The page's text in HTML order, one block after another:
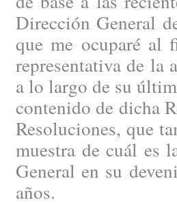
Dirección General
que me ocuparé al
representativa de la
a lo largo de su
contenido de dicha
Resoluciones, que
muestra de cuál es
General en su
años.